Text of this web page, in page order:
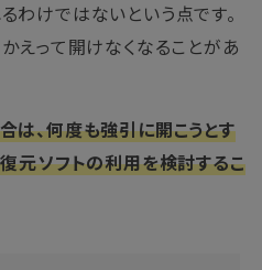
わけではないという点です。
えって開けなくなることがあ
は、何度も強引に開こうとす
元ソフトの利用を検討するこ